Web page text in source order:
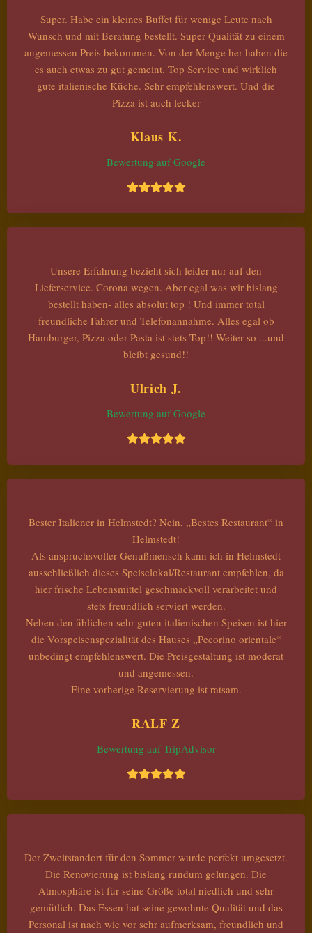
Super. Habe ein kleines Buffet für wenige Leute nach
Wunsch und mit Beratung bestellt. Super Qualität zu einem
angemessen Preis bekommen. Von der Menge her haben die
es auch etwas zu gut gemeint. Top Service und wirklich
gute italienische Küche. Sehr empfehlenswert. Und die
Pizza ist auch lecker
Klaus K.
Bewertung auf Google
Unsere Erfahrung bezieht sich leider nur auf den
Lieferservice. Corona wegen. Aber egal was wir bislang
bestellt haben- alles absolut top ! Und immer total
freundliche Fahrer und Telefonannahme. Alles egal ob
Hamburger, Pizza oder Pasta ist stets Top!! Weiter so ...und
bleibt gesund!!
Ulrich J.
Bewertung auf Google
Bester Italiener in Helmstedt? Nein, „Bestes Restaurant“ in
Helmstedt!
Als anspruchsvoller Genußmensch kann ich in Helmstedt
ausschließlich dieses Speiselokal/Restaurant empfehlen, da
hier frische Lebensmittel geschmackvoll verarbeitet und
stets freundlich serviert werden.
Neben den üblichen sehr guten italienischen Speisen ist hier
die Vorspeisenspezialität des Hauses „Pecorino orientale“
unbedingt empfehlenswert. Die Preisgestaltung ist moderat
und angemessen.
Eine vorherige Reservierung ist ratsam.
RALF Z
Bewertung auf TripAdvisor
Der Zweitstandort für den Sommer wurde perfekt umgesetzt.
Die Renovierung ist bislang rundum gelungen. Die
Atmosphäre ist für seine Größe total niedlich und sehr
gemütlich. Das Essen hat seine gewohnte Qualität und das
Personal ist nach wie vor sehr aufmerksam, freundlich und